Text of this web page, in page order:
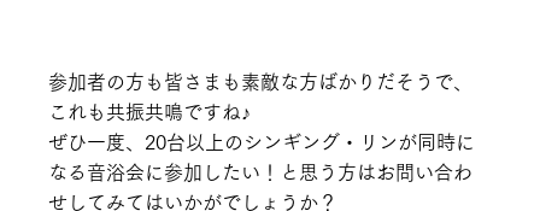
参加者の方も皆さまも素敵な方ばかりだそうで、
これも共振共鳴ですね♪
ぜひ一度、20台以上のシンギング・リンが同時に
なる音浴会に参加したい！と思う方はお問い合わ
せしてみてはいかがでしょうか？